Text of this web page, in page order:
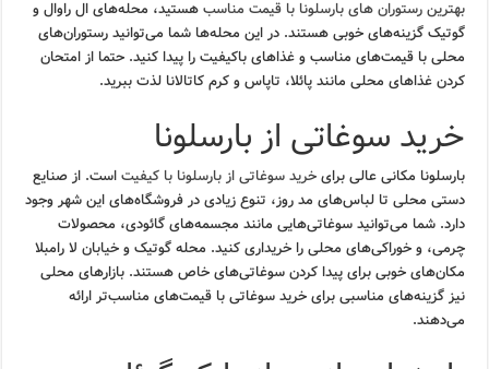
بهترین رستوران های بارسلونا با قیمت مناسبهستید، محله‌های ال راوال و
گوتیک گزینه‌های خوبی هستند. در این محله‌ها شما می‌توانید رستوران‌های
محلی با قیمت‌های مناسب و غذاهای باکیفیت را پیدا کنید. حتما از امتحان
کردن غذاهای محلی مانند پائلا، تاپاس و کرم کاتالانا لذت ببرید.
خرید سوغاتی از بارسلونا
بارسلونا مکانی عالی برایخرید سوغاتی از بارسلونا با کیفیتاست. از صنایع
دستی محلی تا لباس‌های مد روز، تنوع زیادی در فروشگاه‌های این شهر وجود
دارد. شما می‌توانید سوغاتی‌هایی مانند مجسمه‌های گائودی، محصولات
چرمی، و خوراکی‌های محلی را خریداری کنید. محله گوتیک و خیابان لا رامبلا
مکان‌های خوبی برای پیدا کردن سوغاتی‌های خاص هستند. بازارهای محلی
نیز گزینه‌های مناسبی برای خرید سوغاتی با قیمت‌های مناسب‌تر ارائه
می‌دهند.